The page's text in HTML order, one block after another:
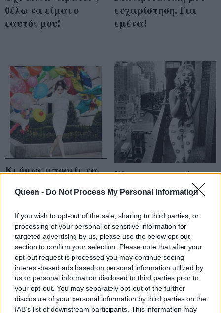
Queen - Do Not Process My Personal Information
If you wish to opt-out of the sale, sharing to third parties, or
processing of your personal or sensitive information for
targeted advertising by us, please use the below opt-out
section to confirm your selection. Please note that after your
opt-out request is processed you may continue seeing
interest-based ads based on personal information utilized by
us or personal information disclosed to third parties prior to
your opt-out. You may separately opt-out of the further
disclosure of your personal information by third parties on the
IAB’s list of downstream participants. This information may
θέλω να είμαι ο
εαυτός μου!
ευχαρίστηση. Για
εμένα!
Κι όμως μπορείς να
αυτοπεποίθησή σου
Είναι εγωιστικό το
να αγαπάς τον εαυτό
σου;